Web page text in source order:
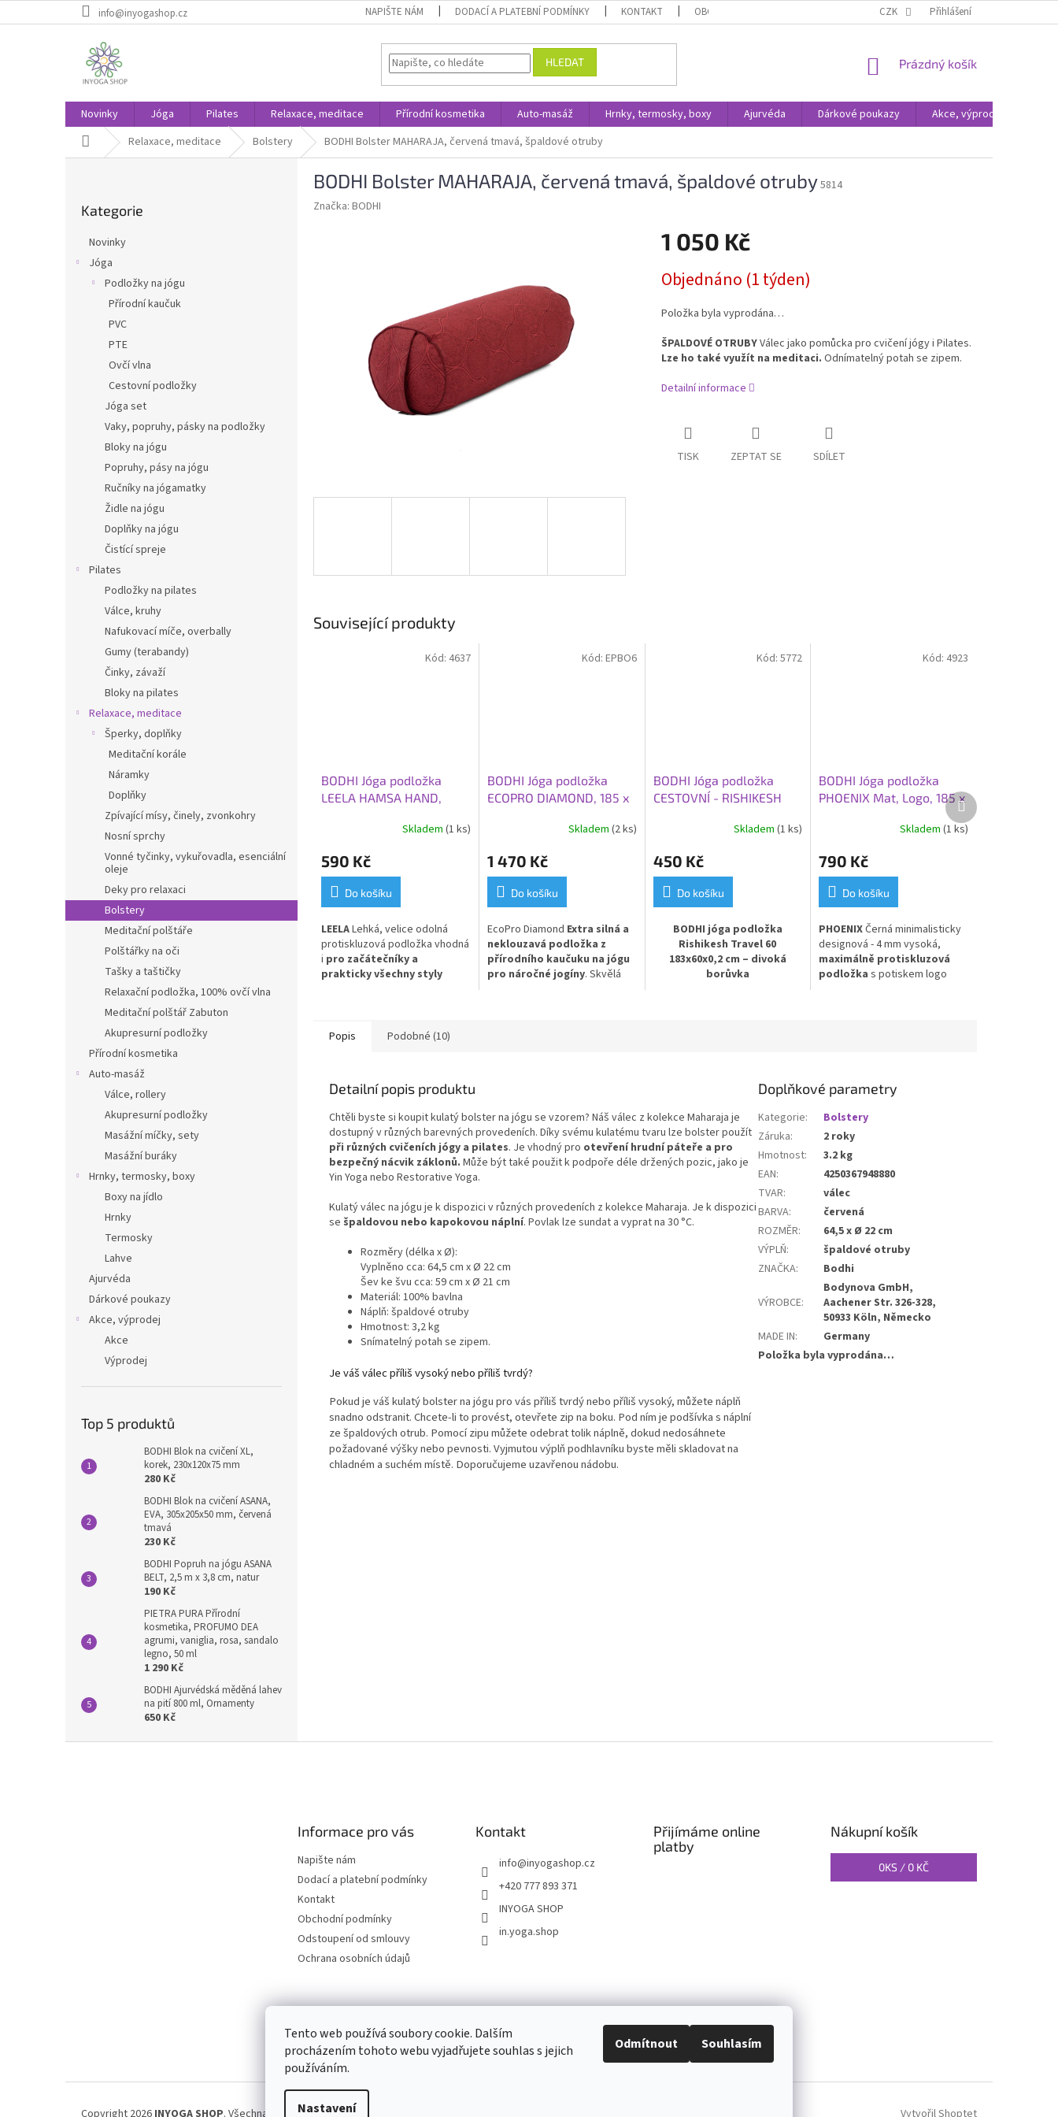
Tento web používá soubory cookie. Dalším
procházením tohoto webu vyjadřujete souhlas s jejich
používáním.
Nastavení
Odmítnout Souhlasím
na
info@inyogashop.cz NAPIŠTE NÁM DODACÍ A PLATEBNÍ PODMÍNKY KONTAKT OBCHODNÍ PODMÍNKY ODSTOUPENÍ OD SMLOUVY OCHRANA
CZK Přihlášení
HLEDAT
NÁKUPNÍ
Prázdný košík
Novinky Jóga Pilates Relaxace, meditace Přírodní kosmetika Auto-masáž Hrnky, termosky, boxy Ajurvéda Dárkové poukazy
Akce, výprodej
Domů Relaxace, meditace Bolstery BODHI Bolster MAHARAJA, červená tmavá, špaldové otruby
kategorie
Kategorie
Novinky
Jóga
Podložky na jógu
Přírodní kaučuk
PVC
PTE
Ovčí vlna
Cestovní podložky
Jóga set
Vaky, popruhy, pásky na podložky
Bloky na jógu
Popruhy, pásy na jógu
Ručníky na jógamatky
Židle na jógu
Doplňky na jógu
Čistící spreje
Pilates
Podložky na pilates
Válce, kruhy
Nafukovací míče, overbally
Gumy (terabandy)
Činky, závaží
Bloky na pilates
Relaxace, meditace
Šperky, doplňky
Meditační korále
Náramky
Doplňky
Zpívající mísy, činely, zvonkohry
Nosní sprchy
Vonné tyčinky, vykuřovadla, esenciální
oleje
Deky pro relaxaci
Bolstery
Meditační polštáře
Polštářky na oči
Tašky a taštičky
Relaxační podložka, 100% ovčí vlna
Meditační polštář Zabuton
Akupresurní podložky
Přírodní kosmetika
Auto-masáž
Válce, rollery
Akupresurní podložky
Masážní míčky, sety
Masážní buráky
Hrnky, termosky, boxy
Boxy na jídlo
Hrnky
Termosky
Lahve
Ajurvéda
Dárkové poukazy
Akce, výprodej
Akce
Výprodej
Top 5 produktů
BODHI Blok na cvičení XL,
korek, 230x120x75 mm
280 Kč
BODHI Blok na cvičení ASANA,
EVA, 305x205x50 mm, červená
tmavá
230 Kč
BODHI Popruh na jógu ASANA
BELT, 2,5 m x 3,8 cm, natur
190 Kč
PIETRA PURA Přírodní
kosmetika, PROFUMO DEA
agrumi, vaniglia, rosa, sandalo
legno, 50 ml
1 290 Kč
BODHI Ajurvédská měděná lahev
na pití 800 ml, Ornamenty
650 Kč
BODHI Bolster MAHARAJA, červená tmavá, špaldové otruby5814
Značka: BODHI
1 050 Kč
cena:
Objednáno (1 týden)
Položka byla vyprodána…
ŠPALDOVÉ OTRUBYVálec jako pomůcka pro cvičení jógy i Pilates.
Lze ho také využít na meditaci. Odnímatelný potah se zipem.
Detailní informace
TISK ZEPTAT SE SDÍLET
Související produkty
BODHI Jóga podložka
LEELA HAMSA HAND,
Skladem (1 ks)
590 Kč
Do košíku
LEELALehká, velice odolná
protiskluzová podložka vhodná
i pro začátečníky a
prakticky všechny styly
Kód: 4637
BODHI Jóga podložka
ECOPRO DIAMOND, 185 x
Skladem (2 ks)
1 470 Kč
Do košíku
EcoPro Diamond Extra silná a
neklouzavá podložka z
přírodního kaučuku na jógu
pro náročné jogíny. Skvělá
Kód: EPBO6
BODHI Jóga podložka
CESTOVNÍ - RISHIKESH
cm, divoká borůvka
Skladem(1 ks)
450 Kč
Do košíku
BODHI jóga podložka
Rishikesh Travel 60
183x60x0,2 cm – divoká
borůvka
ji lze snadno složit a uložit do
pro cestování, dovolenou i
každodenní praxi mimo domov.
Kód:5772
BODHI Jóga podložka
PHOENIX Mat, Logo, 185 x
Skladem (1 ks)
790 Kč
Do košíku
PHOENIXČerná minimalisticky
designová - 4 mm vysoká,
maximálně protiskluzová
podložka s potiskem logo
Kód: 4923
Další
produkt
Popis Podobné (10)
Detailní popis produktu
Chtěli byste si koupit kulatý bolster na jógu se vzorem? Náš válec z kolekce Maharaja je
dostupný v různých barevných provedeních. Díky svému kulatému tvaru lze bolster použít
při různých cvičeních jógy a pilates. Je vhodný pro otevření hrudní páteře a pro
bezpečný nácvik záklonů. Může být také použit k podpoře déle držených pozic, jako je
Yin Yoga nebo Restorative Yoga.
Kulatý válec na jógu je k dispozici v různých provedeních z kolekce Maharaja. Je k dispozici
se špaldovou nebo kapokovou náplní. Povlak lze sundat a vyprat na 30 °C.
Rozměry (délka x Ø):
Vyplněno cca: 64,5 cm x Ø 22 cm
Šev ke švu cca: 59 cm x Ø 21 cm
Materiál: 100% bavlna
Náplň: špaldové otruby
Hmotnost: 3,2 kg
Snímatelný potah se zipem.
Je váš válec příliš vysoký nebo příliš tvrdý?
Pokud je váš kulatý bolster na jógu pro vás příliš tvrdý nebo příliš vysoký, můžete náplň
snadno odstranit. Chcete-li to provést, otevřete zip na boku. Pod ním je podšívka s náplní
ze špaldových otrub. Pomocí zipu můžete odebrat tolik náplně, dokud nedosáhnete
požadované výšky nebo pevnosti. Vyjmutou výplň podhlavníku byste měli skladovat na
chladném a suchém místě. Doporučujeme uzavřenou nádobu.
Doplňkové parametry
Kategorie:
Bolstery
Záruka:
2 roky
Hmotnost:
3.2 kg
EAN:
4250367948880
TVAR:
válec
BARVA:
červená
ROZMĚR:
64,5 x Ø 22 cm
VÝPLŇ:
špaldové otruby
ZNAČKA: Bodhi
VÝROBCE:
Bodynova GmbH,
Aachener Str. 326-328,
50933 Köln, Německo
MADE IN:
Germany
Položka byla vyprodána…
Informace pro vás
Napište nám
Dodací a platební podmínky
Kontakt
Obchodní podmínky
Odstoupení od smlouvy
Ochrana osobních údajů
Kontakt
info@inyogashop.cz
+420 777 893 371
INYOGA SHOP
in.yoga.shop
Přijímáme online
platby
Nákupní košík
0KS / 0 KČ
Kontakt
Vytvořil Shoptet
Copyright 2026 INYOGA SHOP. Všechna práva vyhrazena.Upravit nastavení cookies